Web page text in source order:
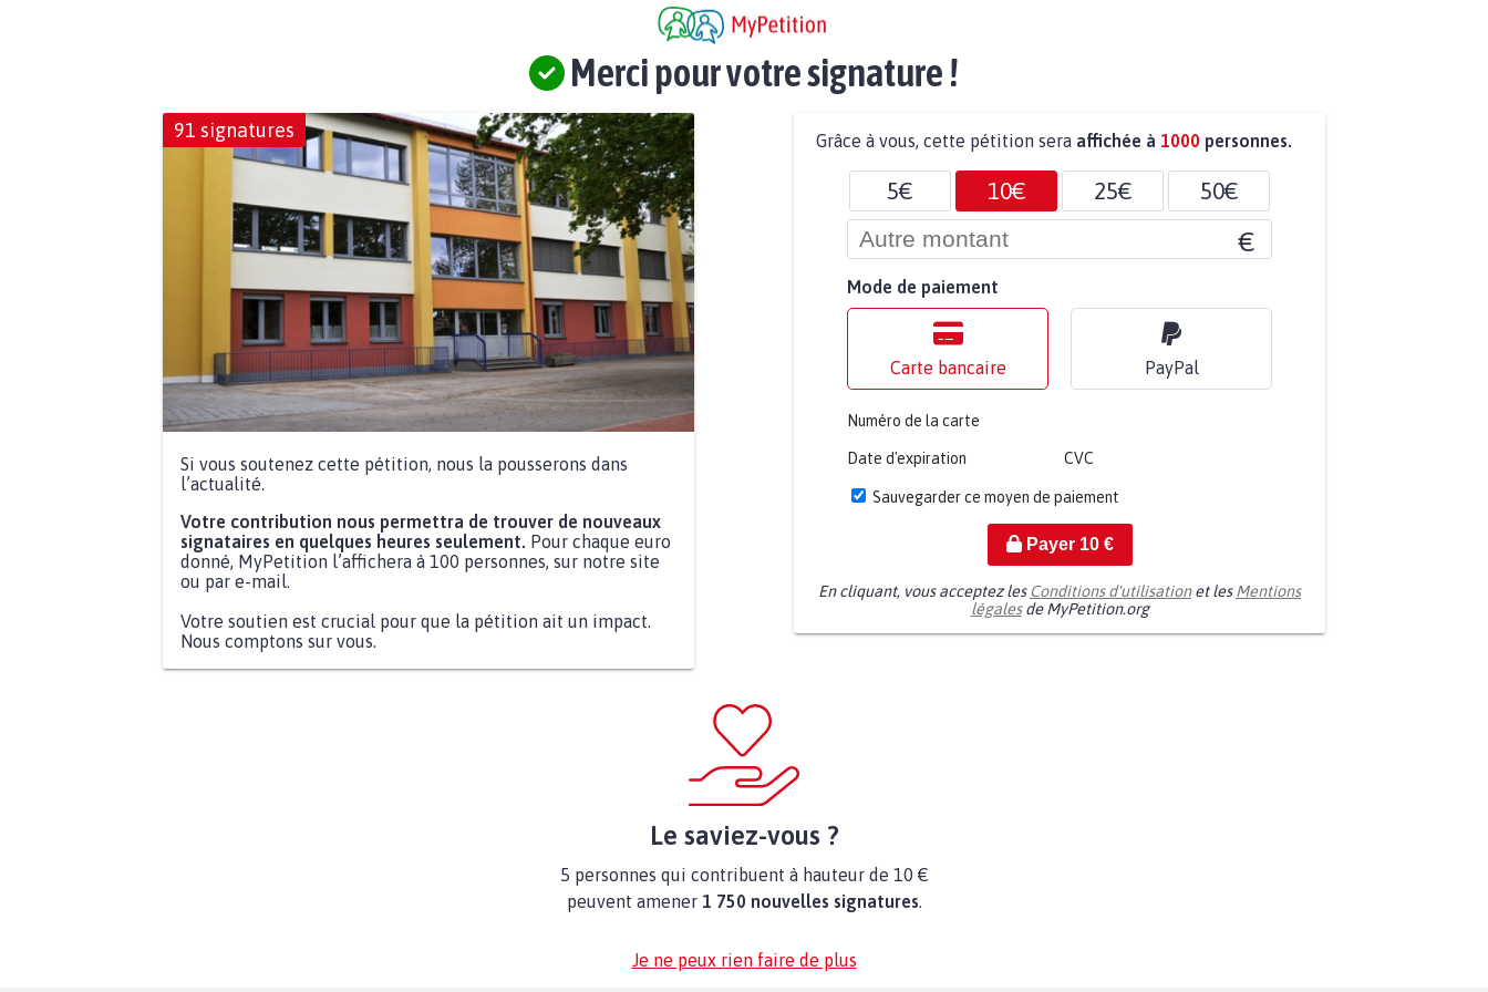
Merci pour votre signature !
91 signatures
Si vous soutenez cette pétition, nous la pousserons dans
l’actualité.
Votre contribution nous permettra de trouver de nouveaux
signataires en quelques heures seulement. Pour chaque euro
donné, MyPetition l’affichera à 100 personnes, sur notre site
ou par e-mail.
Votre soutien est crucial pour que la pétition ait un impact.
Nous comptons sur vous.
Grâce à vous, cette pétition sera affichée à 1000 personnes.
5€ 10€ 25€ 50€
€
Mode de paiement
Carte bancaire PayPal
Numéro de la carte
Date d'expiration CVC
Sauvegarder ce moyen de paiement
Payer 10€
En cliquant, vous acceptez les Conditions d'utilisationet lesMentions
légalesde MyPetition.org
Le saviez-vous ?
5 personnes qui contribuent à hauteur de 10 €
peuvent amener 1 750 nouvelles signatures.
Je ne peux rien faire de plus